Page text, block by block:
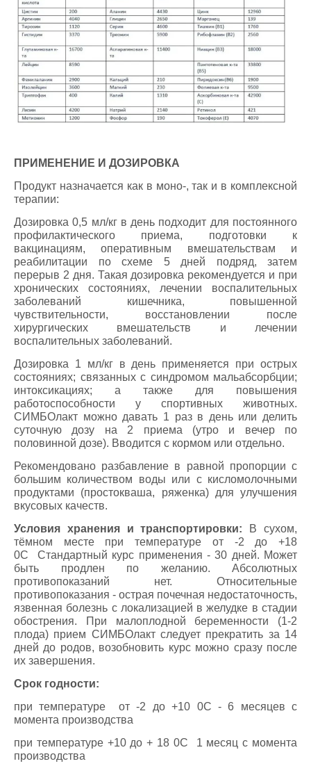
ПРИМЕНЕНИЕ И ДОЗИРОВКА
Продукт назначается как в моно-, так и в комплексной
терапии:
Дозировка 0,5 мл/кг в день подходит для постоянного
профилактического приема, подготовки к
вакцинациям, оперативным вмешательствам и
реабилитации по схеме 5 дней подряд, затем
перерыв 2 дня. Такая дозировка рекомендуется и при
хронических состояниях, лечении воспалительных
заболеваний кишечника, повышенной
чувствительности, восстановлении после
хирургических вмешательств и лечении
воспалительных заболеваний.
Дозировка 1 мл/кг в день применяется при острых
состояниях; связанных с синдромом мальабсорбции;
интоксикациях; а также для повышения
работоспособности у спортивных животных.
СИМБОлакт можно давать 1 раз в день или делить
суточную дозу на 2 приема (утро и вечер по
половинной дозе). Вводится с кормом или отдельно.
Рекомендовано разбавление в равной пропорции с
большим количеством воды или с кисломолочными
продуктами (простокваша, ряженка) для улучшения
вкусовых качеств.
Условия хранения и транспортировки: В сухом,
тёмном месте при температуре от -2 до +18
0С
Стандартный курс применения - 30 дней. Может
быть продлен по желанию. Абсолютных
противопоказаний нет. Относительные
противопоказания - острая почечная недостаточность,
язвенная болезнь с локализацией в желудке в стадии
обострения. При малоплодной беременности (1-2
плода) прием СИМБОлакт следует прекратить за 14
дней до родов, возобновить курс можно сразу после
их завершения.
Срок годности:
при температуре от -2 до +10 0С - 6 месяцев с
момента производства
при температуре +10 до + 18 0С 1 месяц с момента
производства